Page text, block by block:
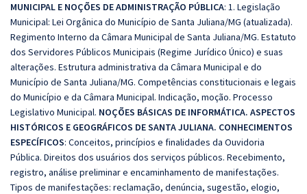
MUNICIPAL E NOÇÕES DE ADMINISTRAÇÃO PÚBLICA: 1. Legislação
Municipal: Lei Orgânica do Município de Santa Juliana/MG (atualizada).
Regimento Interno da Câmara Municipal de Santa Juliana/MG. Estatuto
dos Servidores Públicos Municipais (Regime Jurídico Único) e suas
alterações. Estrutura administrativa da Câmara Municipal e do
Município de Santa Juliana/MG. Competências constitucionais e legais
do Município e da Câmara Municipal. Indicação, moção. Processo
Legislativo Municipal. NOÇÕES BÁSICAS DE INFORMÁTICA. ASPECTOS
HISTÓRICOS E GEOGRÁFICOS DE SANTA JULIANA. CONHECIMENTOS
ESPECÍFICOS: Conceitos, princípios e finalidades da Ouvidoria
Pública. Direitos dos usuários dos serviços públicos. Recebimento,
registro, análise preliminar e encaminhamento de manifestações.
Tipos de manifestações: reclamação, denúncia, sugestão, elogio,